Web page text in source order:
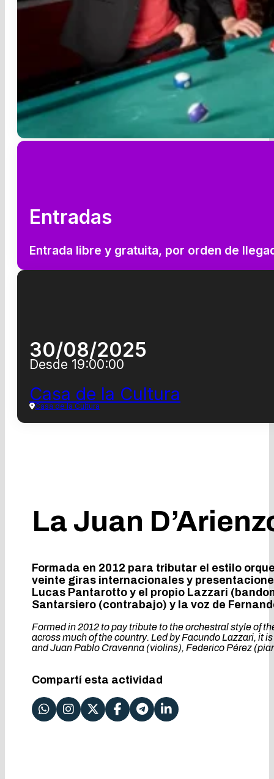
Entradas
Entrada libre y gratuita, por orden de
30/08/2025
Desde 19:00:00
Casa de la Cultura
Casa de la Cultura
La Juan
Formada en 2012 para tributar el estilo
veinte giras internacionales y
Lucas Pantarotto y el propio Lazzari
Santarsiero (contrabajo) y la voz de
Formed in 2012 to pay tribute to the orchestral style of
across much of the country. Led by Facundo Lazzari, it
and Juan Pablo Cravenna (violins), Federico Pérez
Compartí esta actividad